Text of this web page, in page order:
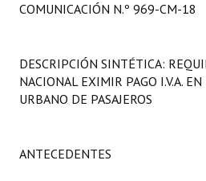
Comisiones Especiales
Programas
Constitución Nacional
COMUNICACIÓN N.º 969-CM-18
DESCRIPCIÓN SINTÉTICA:
NACIONAL EXIMIR PAGO I.V.A.
URBANO DE PASAJEROS
ANTECEDENTES